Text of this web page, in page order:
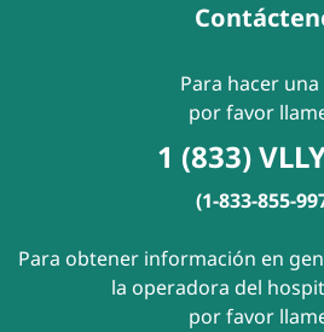
Para hacer una
por favor
1 (833)
(1-833-855-
Para obtener información en
la operadora del
por favor